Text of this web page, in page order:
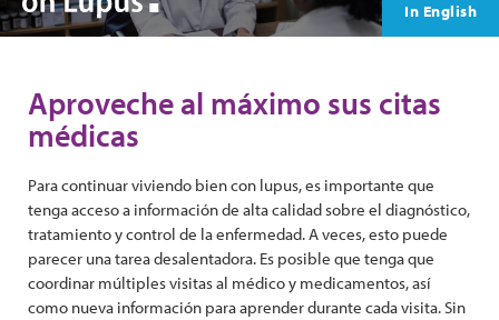
In English
Aproveche al máximo sus citas
médicas
Para continuar viviendo bien con lupus, es importante que
tenga acceso a información de alta calidad sobre el diagnóstico,
tratamiento y control de la enfermedad. A veces, esto puede
parecer una tarea desalentadora. Es posible que tenga que
coordinar múltiples visitas al médico y medicamentos, así
como nueva información para aprender durante cada visita. Sin